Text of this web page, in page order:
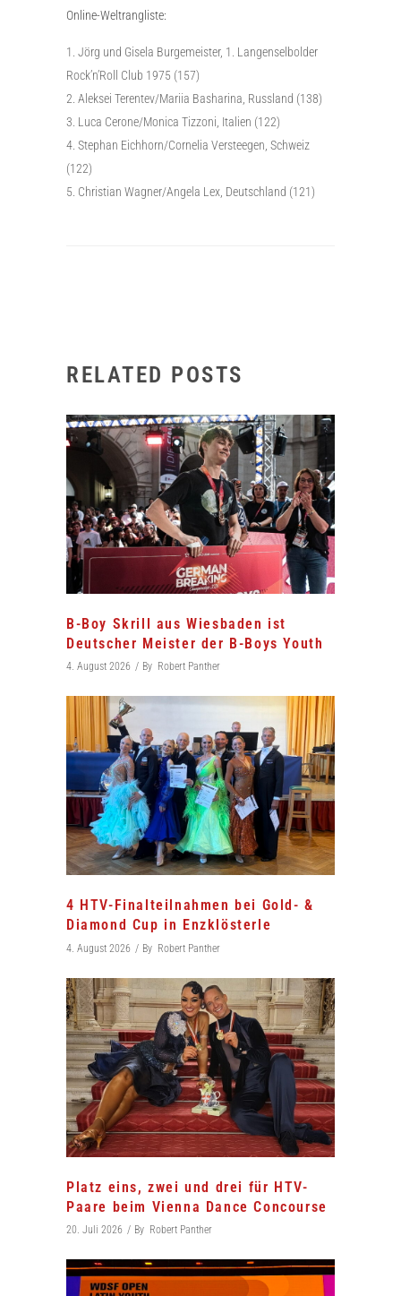
Online-Weltrangliste:
Jörg und Gisela Burgemeister, 1. Langenselbolder
Rock’n’Roll Club 1975 (157)
Aleksei Terentev/Mariia Basharina, Russland (138)
Luca Cerone/Monica Tizzoni, Italien (122)
Stephan Eichhorn/Cornelia Versteegen, Schweiz
(122)
Christian Wagner/Angela Lex, Deutschland (121)
RELATED POSTS
B-Boy Skrill aus Wiesbaden ist
Deutscher Meister der B-Boys Youth
4. August 2026 By Robert Panther
4 HTV-Finalteilnahmen bei Gold- &
Diamond Cup in Enzklösterle
4. August 2026 By Robert Panther
Platz eins, zwei und drei für HTV-
Paare beim Vienna Dance Concourse
20. Juli 2026 By Robert Panther